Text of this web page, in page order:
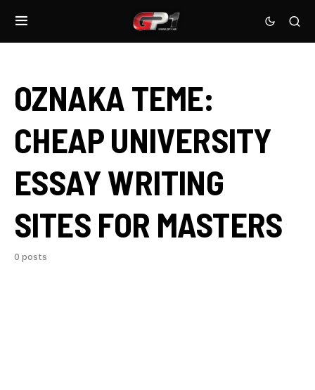
OZNAKA TEME:
CHEAP UNIVERSITY
ESSAY WRITING
SITES FOR MASTERS
0 posts